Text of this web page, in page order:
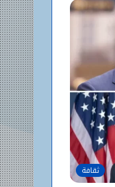
ثقافة